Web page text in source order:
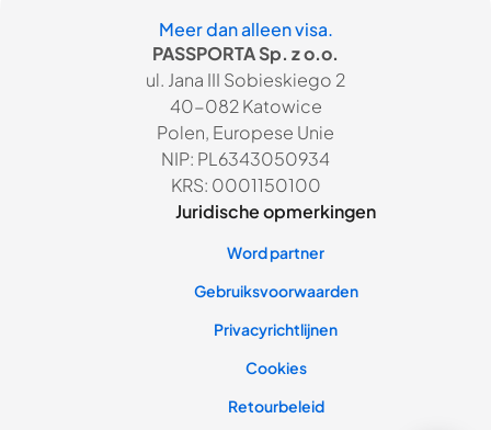
Meer dan alleen visa.
PASSPORTA Sp. z o.o.
ul. Jana III Sobieskiego 2
40-082 Katowice
Polen, Europese Unie
NIP: PL6343050934
KRS: 0001150100
Juridische opmerkingen
Word partner
Gebruiksvoorwaarden
Privacyrichtlijnen
Cookies
Retourbeleid